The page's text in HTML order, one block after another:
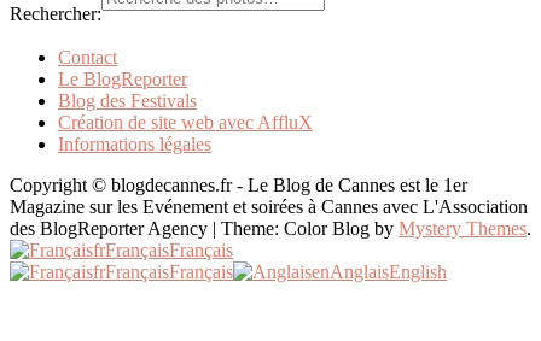
Rechercher:
Contact
Le BlogReporter
Blog des Festivals
Création de site web avec AffluX
Informations légales
Copyright © blogdecannes.fr - Le Blog de Cannes est le 1er
Magazine sur les Evénement et soirées à Cannes avec L'Association
des BlogReporter Agency | Theme: Color Blog by Mystery Themes.
frFrançaisFrançais
frFrançaisFrançais enAnglaisEnglish